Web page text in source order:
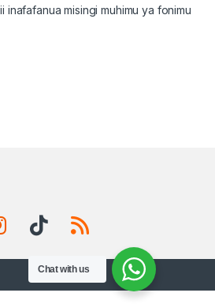
inafafanua misingi muhimu ya fonimu
Chat with us